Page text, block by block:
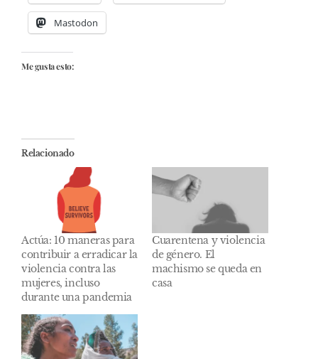
Mastodon
Me gusta esto:
Relacionado
Actúa: 10 maneras para
contribuir a erradicar la
violencia contra las
mujeres, incluso
durante una pandemia
Cuarentena y violencia
de género. El
machismo se queda en
casa